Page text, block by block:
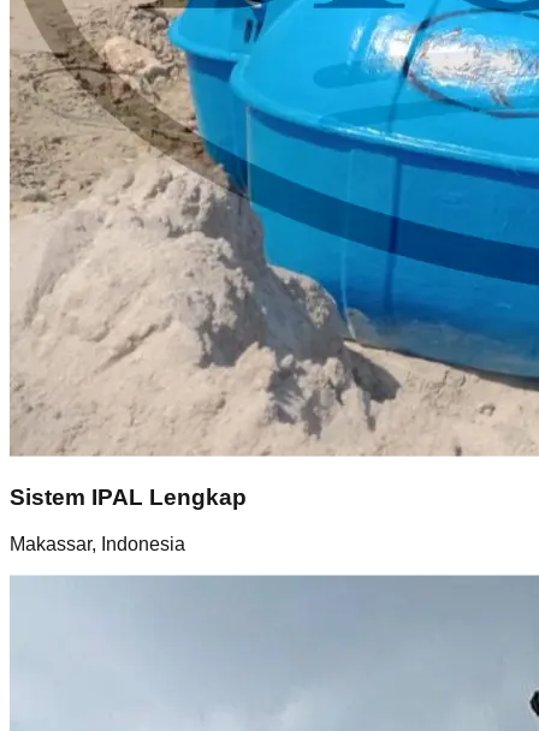
Sistem IPAL Lengkap
Makassar, Indonesia